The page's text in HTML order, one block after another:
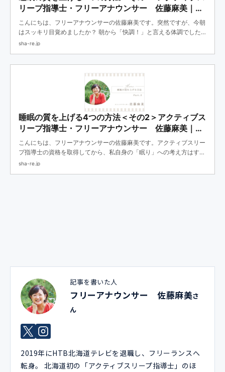
リープ指導士・フリーアナウンサー 佐藤麻美｜
SHARE（コーポレート）
こんにちは、フリーアナウンサーの佐藤麻美です。突然ですが、今朝
はスッキリ目覚めましたか？ 朝から「快調！」と言える体調でした
か？この質問に自信を持って「YES！」と答えられる人は多くありま
sha-re.jp
睡眠の質を上げる4つの方法＜その2＞アクティブス
リープ指導士・フリーアナウンサー 佐藤麻美｜
SHARE（コーポレート）
こんにちは、フリーアナウンサーの佐藤麻美です。アクティブスリー
プ指導士の資格を取得してから、私自身の「眠り」への考え方はすっ
きりと整理されました。教育を受けていない誤解の多い分野だからこ
sha-re.jp
記事を書いた人
フリーアナウンサー 佐藤麻美さ
ん
2019年にHTB北海道テレビを退職し、フリーランスへ
転身。 北海道初の「アクティブスリープ指導士」のほ